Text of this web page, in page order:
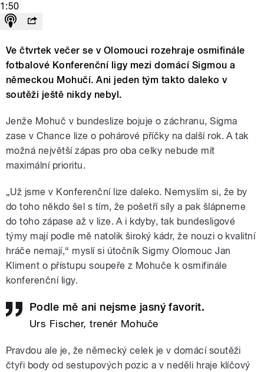
1:50
Ve čtvrtek večer se v Olomouci rozehraje osmifinále
fotbalové Konferenční ligy mezi domácí Sigmou a
německou Mohučí. Ani jeden tým takto daleko v
soutěži ještě nikdy nebyl.
Jenže Mohuč v bundeslize bojuje o záchranu, Sigma
zase v Chance lize o pohárové příčky na další rok. A tak
možná největší zápas pro oba celky nebude mít
maximální prioritu.
„Už jsme v Konferenční lize daleko. Nemyslím si, že by
do toho někdo šel s tím, že pošetří síly a pak šlápneme
do toho zápase až v lize. A i kdyby, tak bundesligové
týmy mají podle mě natolik široký kádr, že nouzi o kvalitní
hráče nemají,“ myslí si útočník Sigmy Olomouc Jan
Kliment o přístupu soupeře z Mohuče k osmifinále
konferenční ligy.
Podle mě ani nejsme jasný favorit.
Urs Fischer, trenér Mohuče
Pravdou ale je, že německý celek je v domácí soutěži
čtyři body od sestupových pozic a v neděli hraje klíčový